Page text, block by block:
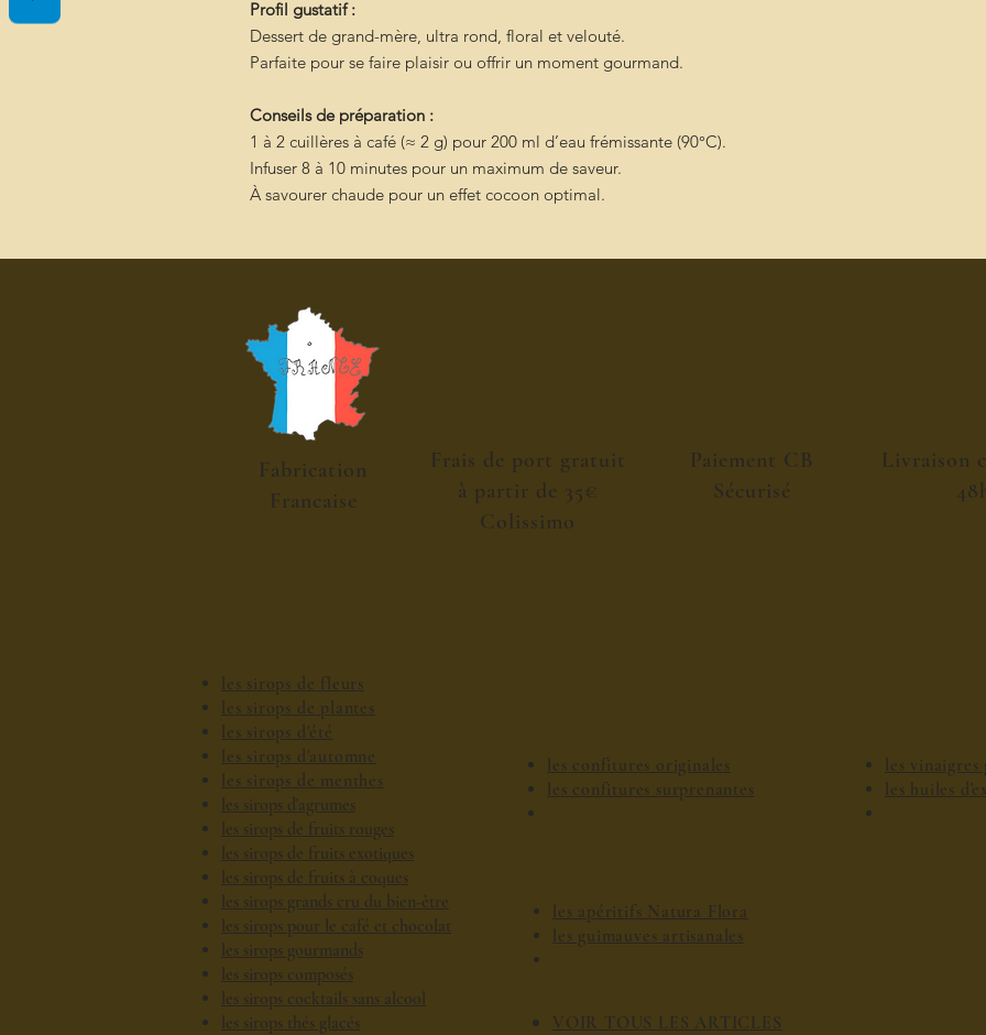
Profil gustatif :
Dessert de grand-mère, ultra rond, floral et velouté.
Parfaite pour se faire plaisir ou offrir un moment gourmand.
Conseils de préparation :
1 à 2 cuillères à café (≈ 2 g) pour 200 ml d’eau frémissante (90°C).
Infuser 8 à 10 minutes pour un maximum de saveur.
À savourer chaude pour un effet cocoon optimal.
Fabrication
Francaise
Frais de port gratuit
à partir de 35€
Colissimo
Paiement CB
Sécurisé
Livraison
les sirops de fleurs
les sirops de plantes
les sirops d'été
les sirops d'automne
les sirops de menthes
les sirops d'agrumes
les sirops de fruits rouges
les sirops de fruits exotiques
les sirops de fruits à coques
les sirops grands cru du bien-être
les sirops pour le café et chocolat
les sirops gourmands
les sirops composés
les sirops cocktails sans alcool
les sirops thés glacés
les confitures originales
les confitures surprenantes
les apéritifs Natura Flora
les guimauves artisanales
VOIR TOUS LES ARTICLES
les vinaigres
les huiles